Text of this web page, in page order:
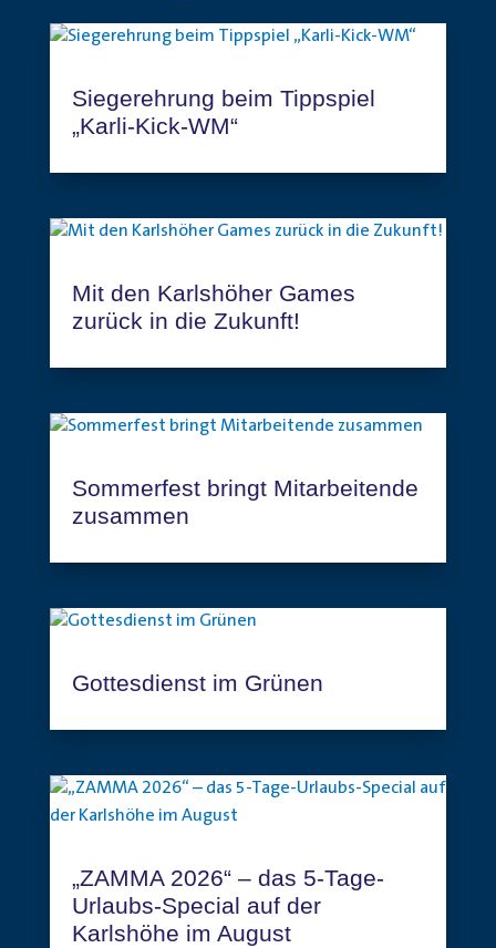
Siegerehrung beim Tippspiel
„Karli-Kick-WM“
Mit den Karlshöher Games
zurück in die Zukunft!
Sommerfest bringt Mitarbeitende
zusammen
Gottesdienst im Grünen
„ZAMMA 2026“ – das 5-Tage-
Urlaubs-Special auf der
Karlshöhe im August